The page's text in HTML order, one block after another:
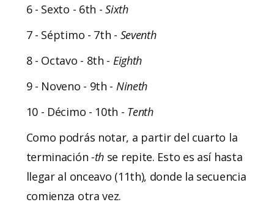
6 - Sexto - 6th -Sixth
7 - Séptimo - 7th - Seventh
8 - Octavo - 8th - Eighth
9 - Noveno - 9th - Nineth
10 - Décimo - 10th - Tenth
Como podrás notar, a partir del cuarto la
terminación -th se repite. Esto es así hasta
llegar al onceavo (11th), donde la secuencia
comienza otra vez.